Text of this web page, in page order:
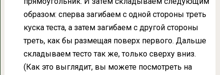
образом: сперва загибаем с одной стороны треть
куска теста, а затем загибаем с другой стороны
треть, как бы размещая поверх первого. Дальше
складываем тесто так же, только сверху вниз.
(Как это выглядит, вы можете посмотреть на